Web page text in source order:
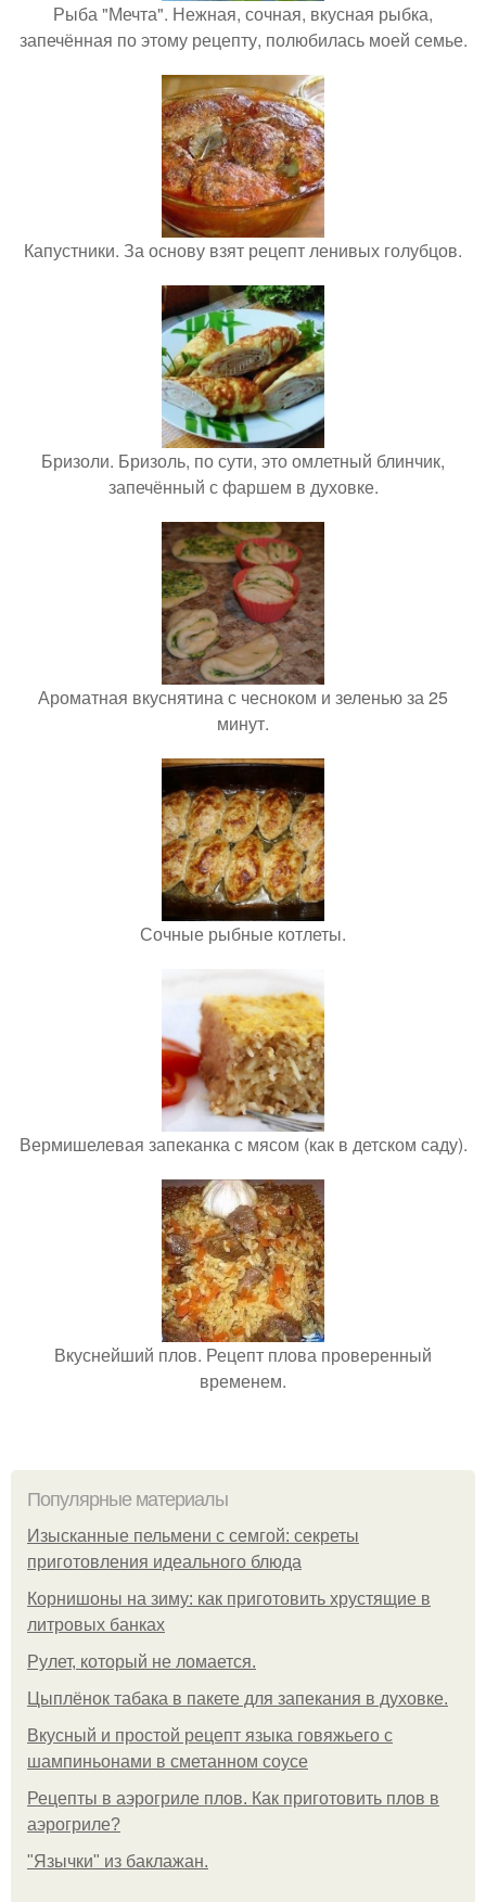
Рыба "Мечта". Нежная, сочная, вкусная рыбка,
запечённая по этому рецепту, полюбилась моей семье.
Капустники. За основу взят рецепт ленивых голубцов.
Бризоли. Бризоль, по сути, это омлетный блинчик,
запечённый с фаршем в духовке.
Ароматная вкуснятина с чесноком и зеленью за 25
минут.
Сочные рыбные котлеты.
Вермишелевая запеканка с мясом (как в детском саду).
Вкуснейший плов. Рецепт плова проверенный
временем.
Популярные материалы
Изысканные пельмени с семгой: секреты
приготовления идеального блюда
Корнишоны на зиму: как приготовить хрустящие в
литровых банках
Рулет, который не ломается.
Цыплёнок табака в пакете для запекания в духовке.
Вкусный и простой рецепт языка говяжьего с
шампиньонами в сметанном соусе
Рецепты в аэрогриле плов. Как приготовить плов в
аэрогриле?
"Язычки" из баклажан.